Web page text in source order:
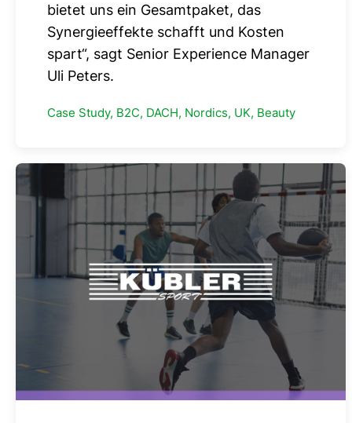
bietet uns ein Gesamtpaket, das
Synergieeffekte schafft und Kosten
spart“, sagt Senior Experience Manager
Uli Peters.
Case Study, B2C, DACH, Nordics, UK, Beauty